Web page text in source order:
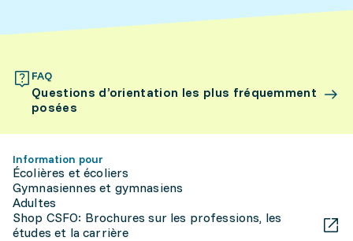
FAQ
Questions d’orientation les plus fréquemment
posées
Information pour
Écolières et écoliers
Gymnasiennes et gymnasiens
Adultes
Shop CSFO: Brochures sur les professions, les
études et la carrière